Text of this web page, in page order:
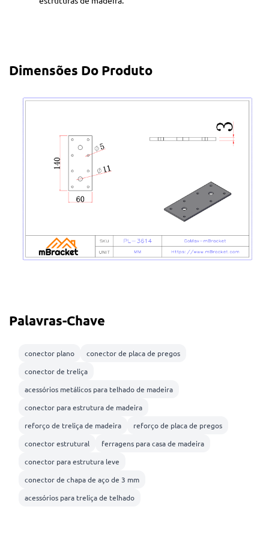
Dimensões Do Produto
Palavras-Chave
conector plano
conector de placa de pregos
conector de treliça
acessórios metálicos para telhado de madeira
conector para estrutura de madeira
reforço de treliça de madeira
reforço de placa de pregos
conector estrutural
ferragens para casa de madeira
conector para estrutura leve
conector de chapa de aço de 3 mm
acessórios para treliça de telhado